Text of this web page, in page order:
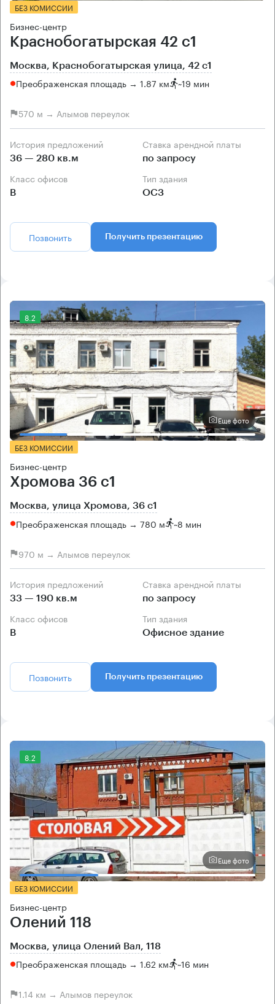
БЕЗ КОМИССИИ
Бизнес-центр
Краснобогатырская 42 с1
Москва, Краснобогатырская улица, 42 с1
Преображенская площадь → 1.87 км ~19 мин
570 м → Алымов переулок
История предложений
36 — 280 кв.м
Ставка арендной платы
по запросу
Класс офисов
B
Тип здания
ОСЗ
Позвонить Получить презентацию
8.2
Еще фото
БЕЗ КОМИССИИ
Бизнес-центр
Хромова 36 с1
Москва, улица Хромова, 36 с1
Преображенская площадь → 780 м ~8 мин
970 м → Алымов переулок
История предложений
33 — 190 кв.м
Ставка арендной платы
по запросу
Класс офисов
B
Тип здания
Офисное здание
Позвонить Получить презентацию
8.2
Еще фото
БЕЗ КОМИССИИ
Бизнес-центр
Олений 118
Москва, улица Олений Вал, 118
Преображенская площадь → 1.62 км ~16 мин
1.14 км → Алымов переулок